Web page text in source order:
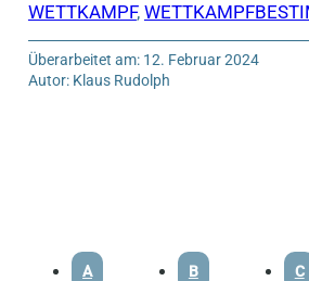
WETTKAMPF,
Überarbeitet am: 12. Februar 2024
Autor: Klaus Rudolph
A B C